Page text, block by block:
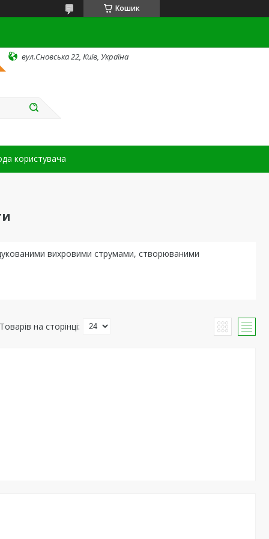
Кошик
вул.Сновська 22, Київ, Україна
користувача
вихровими струмами, створюваними